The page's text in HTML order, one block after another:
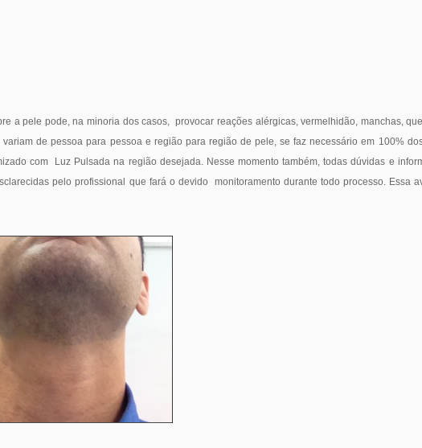
a pele pode, na minoria dos casos, provocar reações alérgicas, vermelhidão, manchas,
de pessoa para pessoa e região para região de pele, se faz necessário em 100%
com Luz Pulsada na região desejada. Nesse momento também, todas dúvidas e
pelo profissional que fará o devido monitoramento durante todo processo. Essa